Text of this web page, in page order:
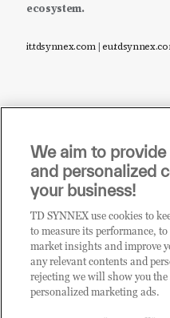
ecosystem.
it.tdsynnex.com|
Sei un rivenditore di
i prodotti o le
CLICCA
CLIENTE
We aim to
and personalized
your business!
TD SYNNEX use cookies to
to measure its performance,
market insights and improve
any relevant contents and
rejecting we will show you
personalized marketing ads.